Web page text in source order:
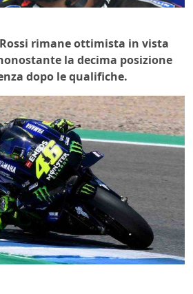
rimane ottimista in vista
la decima posizione
dopo le qualifiche.